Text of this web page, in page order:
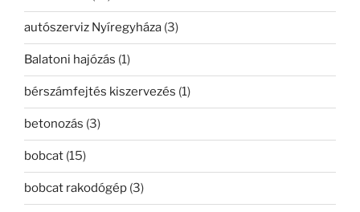
autószerviz Nyíregyháza (3)
Balatoni hajózás (1)
bérszámfejtés kiszervezés (1)
betonozás (3)
bobcat (15)
bobcat rakodógép (3)